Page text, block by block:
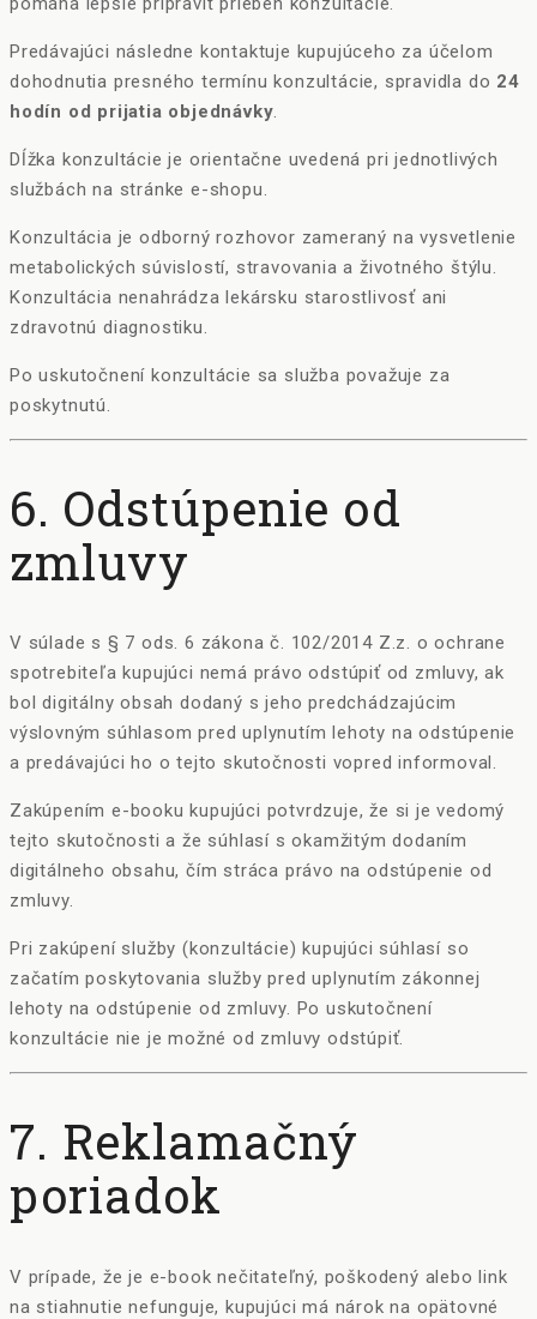
Predávajúci následne kontaktuje kupujúceho za účelom
dohodnutia presného termínu konzultácie, spravidla do 24
hodín od prijatia objednávky.
Dĺžka konzultácie je orientačne uvedená pri jednotlivých
službách na stránke e-shopu.
Konzultácia je odborný rozhovor zameraný na vysvetlenie
metabolických súvislostí, stravovania a životného štýlu.
Konzultácia nenahrádza lekársku starostlivosť ani
zdravotnú diagnostiku.
Po uskutočnení konzultácie sa služba považuje za
poskytnutú.
6. Odstúpenie od
zmluvy
V súlade s § 7 ods. 6 zákona č. 102/2014 Z.z. o ochrane
spotrebiteľa kupujúci nemá právo odstúpiť od zmluvy, ak
bol digitálny obsah dodaný s jeho predchádzajúcim
výslovným súhlasom pred uplynutím lehoty na odstúpenie
a predávajúci ho o tejto skutočnosti vopred informoval.
Zakúpením e-booku kupujúci potvrdzuje, že si je vedomý
tejto skutočnosti a že súhlasí s okamžitým dodaním
digitálneho obsahu, čím stráca právo na odstúpenie od
zmluvy.
Pri zakúpení služby (konzultácie) kupujúci súhlasí so
začatím poskytovania služby pred uplynutím zákonnej
lehoty na odstúpenie od zmluvy. Po uskutočnení
konzultácie nie je možné od zmluvy odstúpiť.
7. Reklamačný
poriadok
V prípade, že je e-book nečitateľný, poškodený alebo link
na stiahnutie nefunguje, kupujúci má nárok na opätovné